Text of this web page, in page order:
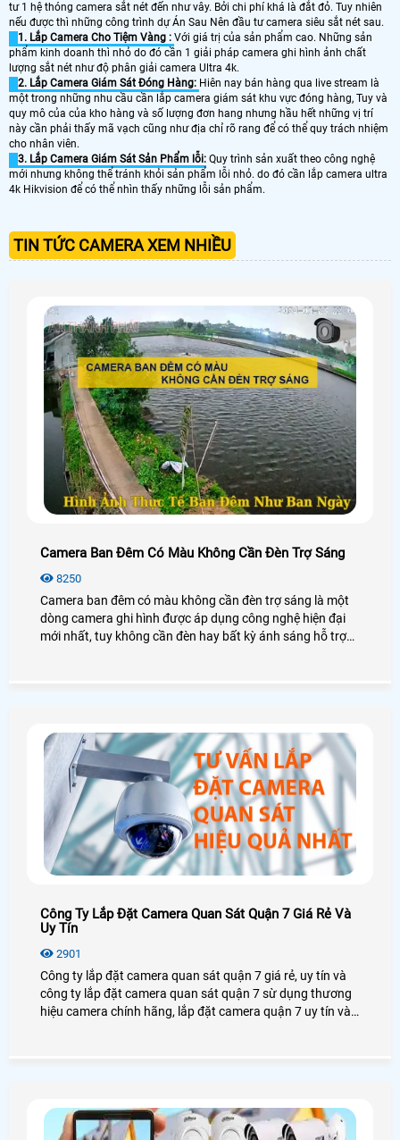
tư 1 hệ thóng camera sắt nét đến như vây. Bởi chi phí khá là đắt đỏ. Tuy nhiên
nếu được thì những công trình dự Án Sau Nên đầu tư camera siêu sắt nét sau.
1. Lắp Camera Cho Tiệm Vàng : Với giá trị của sản phẩm cao. Những sản
phẩm kinh doanh thì nhỏ do đó cần 1 giải pháp camera ghi hình ảnh chất
lượng sắt nét như độ phân giải camera Ultra 4k.
2. Lắp Camera Giám Sát Đóng Hàng: Hiên nay bán hàng qua live stream là
một trong những nhu cầu cần lắp camera giám sát khu vực đóng hàng, Tuy và
quy mô của của kho hàng và số lượng đơn hang nhưng hầu hết những vị trí
này cần phải thấy mã vạch cũng như địa chỉ rõ rang để có thể quy trách nhiệm
cho nhân viên.
3. Lắp Camera Giám Sát Sản Phẩm lỗi: Quy trình sản xuất theo công nghệ
mới nhưng không thể tránh khỏi sản phẩm lỗi nhỏ. do đó cần lắp camera ultra
4k Hikvision để có thể nhìn thấy những lỗi sản phẩm.
TIN TỨC CAMERA XEM NHIỀU
Camera Ban Đêm Có Màu Không Cần Đèn Trợ Sáng
8250
Camera ban đêm có màu không cần đèn trợ sáng là một
dòng camera ghi hình được áp dụng công nghệ hiện đại
mới nhất, tuy không cần đèn hay bất kỳ ánh sáng hỗ trợ
Công Ty Lắp Đặt Camera Quan Sát Quận 7 Giá Rẻ Và
Uy Tín
2901
Công ty lắp đặt camera quan sát quận 7 giá rẻ, uy tín và
công ty lắp đặt camera quan sát quận 7 sừ dụng thương
hiệu camera chính hãng, lắp đặt camera quận 7 uy tín và